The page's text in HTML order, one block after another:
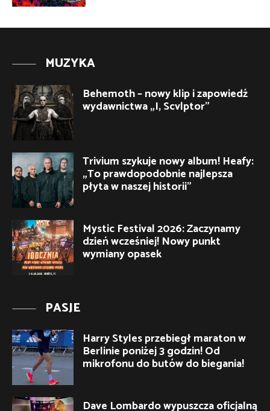
MUZYKA
Behemoth – nowy klip i zapowiedź
wydawnictwa „I, Scvlptor”
Trivium szykuje nowy album! Heafy:
„To prawdopodobnie najlepsza
płyta w naszej historii”
Mystic Festival 2026: Zaczynamy
dzień wcześniej! Nowy punkt
wymiany opasek
PASJE
Harry Styles przebiegł maraton w
Berlinie poniżej 3 godzin! Od
mikrofonu do butów do biegania!
Dave Lombardo wypuszcza oficjalną